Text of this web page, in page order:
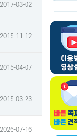
2017-03-02
2015-11-12
2015-04-07
2015-03-23
2026-07-16